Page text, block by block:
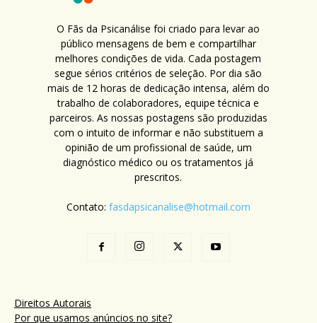
O Fãs da Psicanálise foi criado para levar ao
público mensagens de bem e compartilhar
melhores condições de vida. Cada postagem
segue sérios critérios de seleção. Por dia são
mais de 12 horas de dedicação intensa, além do
trabalho de colaboradores, equipe técnica e
parceiros. As nossas postagens são produzidas
com o intuito de informar e não substituem a
opinião de um profissional de saúde, um
diagnóstico médico ou os tratamentos já
prescritos.
Contato: fasdapsicanalise@hotmail.com
Direitos Autorais
Por que usamos anúncios no site?